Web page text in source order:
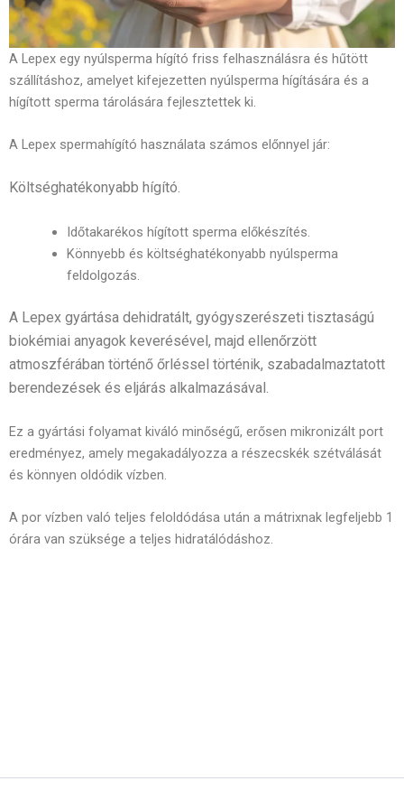
A Lepex egy nyúlsperma hígító friss felhasználásra és hűtött
szállításhoz, amelyet kifejezetten nyúlsperma hígítására és a
hígított sperma tárolására fejlesztettek ki.
A Lepex spermahígító használata számos előnnyel jár:
Költséghatékonyabb hígító.
Időtakarékos hígított sperma előkészítés.
Könnyebb és költséghatékonyabb nyúlsperma
feldolgozás.
A Lepex gyártása dehidratált, gyógyszerészeti tisztaságú
biokémiai anyagok keverésével, majd ellenőrzött
atmoszférában történő őrléssel történik, szabadalmaztatott
berendezések és eljárás alkalmazásával.
Ez a gyártási folyamat kiváló minőségű, erősen mikronizált port
eredményez, amely megakadályozza a részecskék szétválását
és könnyen oldódik vízben.
A por vízben való teljes feloldódása után a mátrixnak legfeljebb 1
órára van szüksége a teljes hidratálódáshoz.